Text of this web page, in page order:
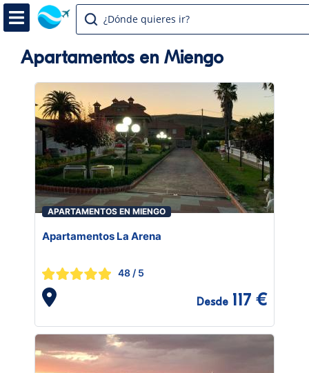
¿Dónde quieres ir?
Apartamentos en Miengo
APARTAMENTOS EN MIENGO
Apartamentos La Arena
48 / 5
Desde 117 €